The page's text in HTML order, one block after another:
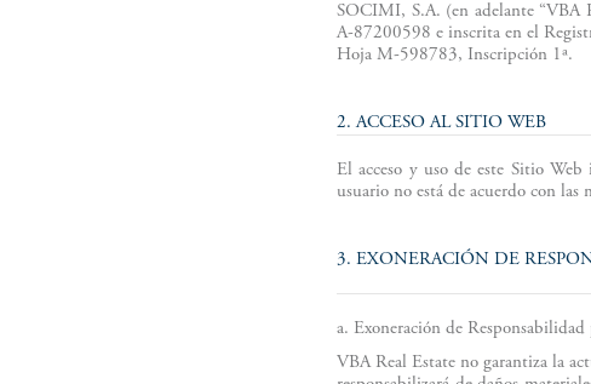
SOCIMI, S.A. (en adelante “VBA
A-87200598 e inscrita en el
Hoja M-598783, Inscripción 1ª.
2. ACCESO AL SITIO WEB
El acceso y uso de este Sitio
usuario no está de acuerdo con las
3. EXONERACIÓN DE
a. Exoneración de
VBA Real Estate no garantiza la